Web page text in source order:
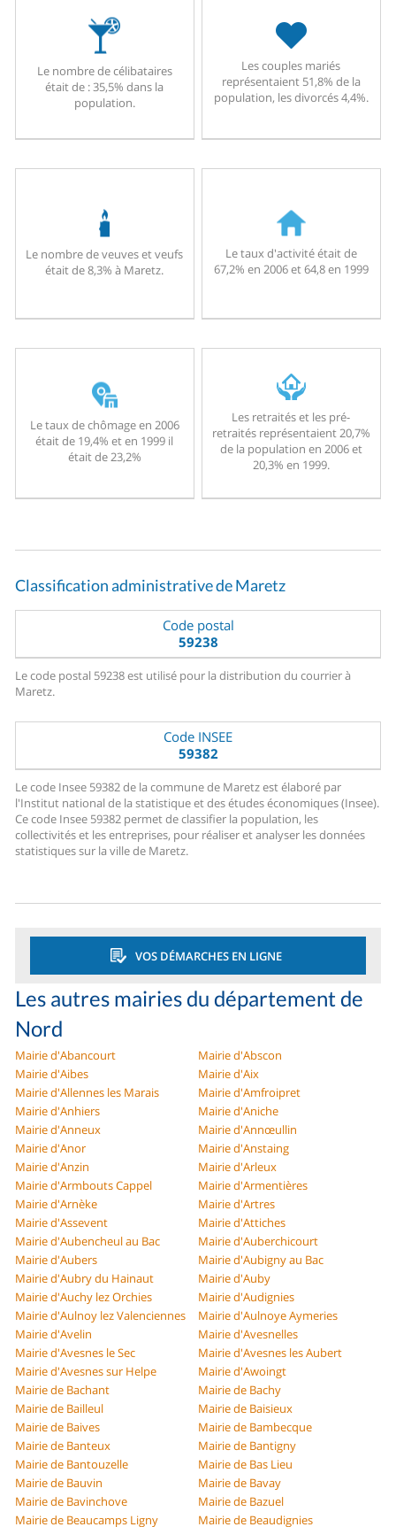
Le nombre de célibataires
était de : 35,5% dans la
population.
Les couples mariés
représentaient 51,8% de la
population, les divorcés 4,4%.
Le nombre de veuves et veufs
était de 8,3% à Maretz.
Le taux d'activité était de
67,2% en 2006 et 64,8 en 1999
Le taux de chômage en 2006
était de 19,4% et en 1999 il
était de 23,2%
Les retraités et les pré-
retraités représentaient 20,7%
de la population en 2006 et
20,3% en 1999.
Classification administrative de Maretz
Code postal
59238
Le code postal 59238 est utilisé pour la distribution du courrier à
Maretz.
Code INSEE
59382
Le code Insee 59382 de la commune de Maretz est élaboré par
l'Institut national de la statistique et des études économiques (Insee).
Ce code Insee 59382 permet de classifier la population, les
collectivités et les entreprises, pour réaliser et analyser les données
statistiques sur la ville de Maretz.
VOS DÉMARCHES EN LIGNE
Les autres mairies du département de
Nord
Mairie d'Abancourt
Mairie d'Abscon
Mairie d'Aibes
Mairie d'Aix
Mairie d'Allennes les Marais
Mairie d'Amfroipret
Mairie d'Anhiers
Mairie d'Aniche
Mairie d'Anneux
Mairie d'Annœullin
Mairie d'Anor
Mairie d'Anstaing
Mairie d'Anzin
Mairie d'Arleux
Mairie d'Armbouts Cappel
Mairie d'Armentières
Mairie d'Arnèke
Mairie d'Artres
Mairie d'Assevent
Mairie d'Attiches
Mairie d'Aubencheul au Bac
Mairie d'Auberchicourt
Mairie d'Aubers
Mairie d'Aubigny au Bac
Mairie d'Aubry du Hainaut
Mairie d'Auby
Mairie d'Auchy lez Orchies
Mairie d'Audignies
Mairie d'Aulnoy lez Valenciennes
Mairie d'Aulnoye Aymeries
Mairie d'Avelin
Mairie d'Avesnelles
Mairie d'Avesnes le Sec
Mairie d'Avesnes les Aubert
Mairie d'Avesnes sur Helpe
Mairie d'Awoingt
Mairie de Bachant
Mairie de Bachy
Mairie de Bailleul
Mairie de Baisieux
Mairie de Baives
Mairie de Bambecque
Mairie de Banteux
Mairie de Bantigny
Mairie de Bantouzelle
Mairie de Bas Lieu
Mairie de Bauvin
Mairie de Bavay
Mairie de Bavinchove
Mairie de Bazuel
Mairie de Beaucamps Ligny
Mairie de Beaudignies